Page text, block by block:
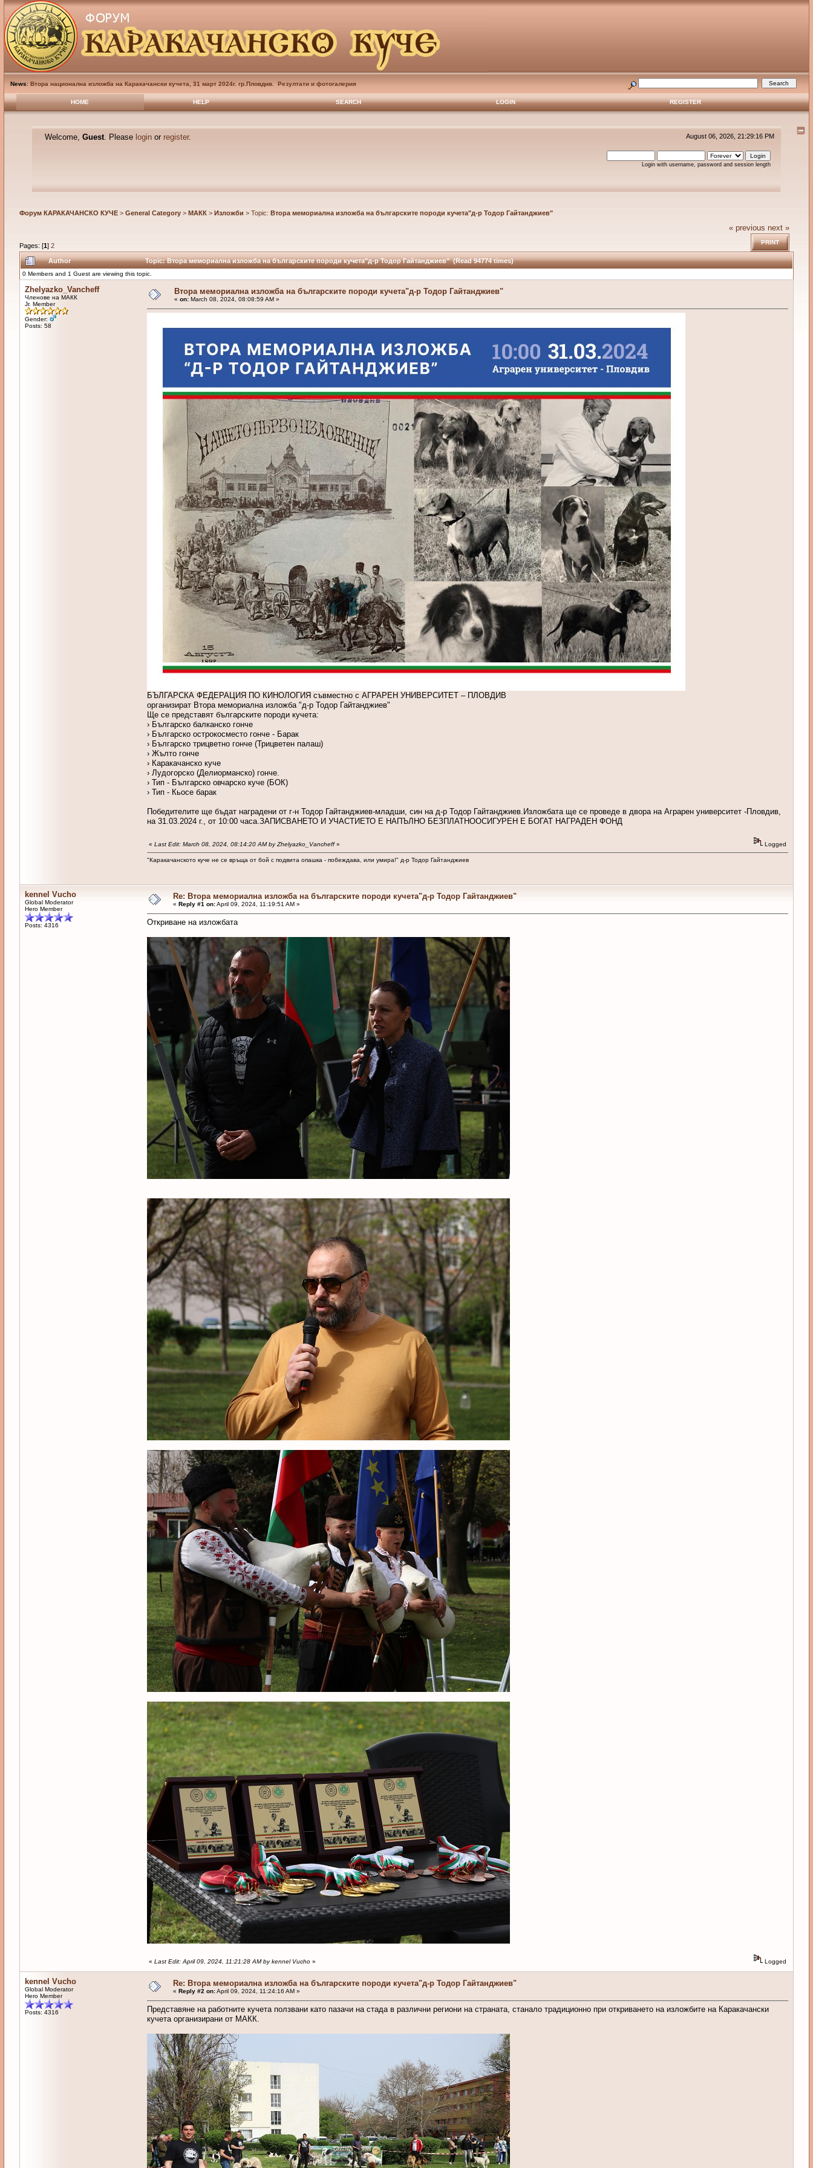
News: Втора национална изложба на Каракачански кучета, 31 март 2024г. гр.Пловдив. Резултати и фотогалерия
HOME HELP SEARCH LOGIN REGISTER
Welcome,Guest. Please login or register. August 06, 2026, 21:29:16 PM
Login with username, password and session length
Форум КАРАКАЧАНСКО КУЧЕ> General Category> МАКК> Изложби > Topic: Втора мемориална изложба на българските породи кучета"д-р Тодор Гайтанджиев"
Pages: [1] 2
« previous next »
PRINT
Author Topic: Втора мемориална изложба на българските породи кучета"д-р Тодор Гайтанджиев" (Read 94774 times)
0 Members and 1 Guest are viewing this topic.
Zhelyazko_Vancheff
Членове на МАКК
Jr. Member
Gender:
Posts: 58
Втора мемориална изложба на българските породи кучета"д-р Тодор Гайтанджиев"
« on:March 08, 2024, 08:08:59 AM »
БЪЛГАРСКА ФЕДЕРАЦИЯ ПО КИНОЛОГИЯ съвместно с АГРАРЕН УНИВЕРСИТЕТ – ПЛОВДИВ
организират Втора мемориална изложба "д-р Тодор Гайтанджиев"
Ще се представят българските породи кучета:
› Българско балканско гонче
› Българско острокосместо гонче - Барак
› Българско трицветно гонче (Трицветен палаш)
› Жълто гонче
› Каракачанско куче
› Лудогорско (Делиорманско) гонче.
› Тип - Българско овчарско куче (БОК)
› Тип - Кьосе барак
Победителите ще бъдат наградени от г-н Тодор Гайтанджиев-младши, син на д-р Тодор Гайтанджиев.Изложбата ще се проведе в двора на Аграрен университет -Пловдив,
на 31.03.2024 г., от 10:00 часа.ЗАПИСВАНЕТО И УЧАСТИЕТО Е НАПЪЛНО БЕЗПЛАТНООСИГУРЕН Е БОГАТ НАГРАДЕН ФОНД
« Last Edit: March 08, 2024, 08:14:20 AM by Zhelyazko_Vancheff» Logged
"Каракачанското куче не се връща от бой с подвита опашка - побеждава, или умира!" д-р Тодор Гайтанджиев
kennel Vucho
Global Moderator
Hero Member
Posts: 4316
Re: Втора мемориална изложба на българските породи кучета"д-р Тодор Гайтанджиев"
« Reply #1 on:April 09, 2024, 11:19:51 AM »
Откриване на изложбата
« Last Edit: April 09, 2024, 11:21:28 AM by kennel Vucho» Logged
kennel Vucho
Global Moderator
Hero Member
Posts: 4316
Re: Втора мемориална изложба на българските породи кучета"д-р Тодор Гайтанджиев"
« Reply #2 on:April 09, 2024, 11:24:16 AM »
Представяне на работните кучета ползвани като пазачи на стада в различни региони на страната, станало традиционно при откриването на изложбите на Каракачански
кучета организирани от МАКК.